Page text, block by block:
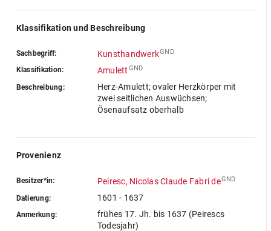
Klassifikation und Beschreibung
Sachbegriff: KunsthandwerkGND
Klassifikation: Amulett GND
Beschreibung:
Herz-Amulett; ovaler Herzkörper mit
zwei seitlichen Auswüchsen;
Ösenaufsatz oberhalb
Provenienz
Besitzer*in: Peiresc, Nicolas Claude Fabri deGND
Datierung: 1601 - 1637
Anmerkung:
frühes 17. Jh. bis 1637 (Peirescs
Todesjahr)